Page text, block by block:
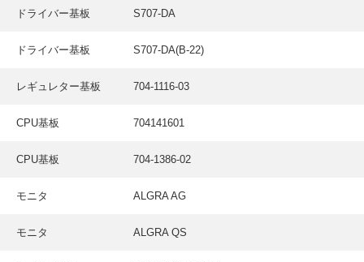
ドライバー基板 S707-DA
ドライバー基板 S707-DA(B-22)
レギュレター基板 704-1116-03
CPU基板 704141601
CPU基板 704-1386-02
モニタ ALGRA AG
モニタ ALGRA QS